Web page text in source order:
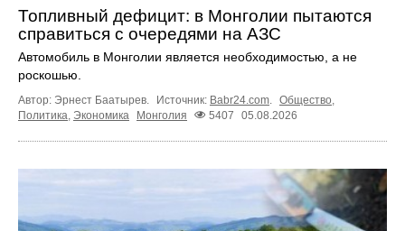
Топливный дефицит: в Монголии пытаются
справиться с очередями на АЗС
Автомобиль в Монголии является необходимостью, а не
роскошью.
Автор: Эрнест Баатырев. Источник: Babr24.com. Общество,
Политика, Экономика Монголия 5407 05.08.2026